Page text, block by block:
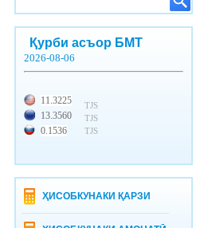
Қурби асъор БМТ
2026-08-06
11.3225
13.3560
0.1536
TJS
TJS
TJS
ҲИСОБКУНАКИ ҚАРЗИ